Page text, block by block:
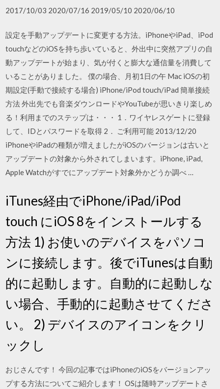
2017/10/03 2020/07/16 2019/05/10 2020/06/10
設定を手動アップデートに変更する方法。iPhoneやiPad、iPod
touchなどのiOSを持ち歩いていると、外出中に突然アプリの自
動アップデートが始まり、気が付くと膨大な通信量を消費して
いることがありました。 僕の場合、月初1日の午 Mac iOSの初
期設定(手動で接続する場合) iPhone/iPod touch/iPad 簡単接続
方法 外出先でも音楽ダウンロードやYouTubeが思いきり楽しめ
る！利用までのステップは・・・ 1．ワイヤレスゲートに登録
して、IDとパスワードを取得 2． ご利用可能 2013/12/20
iPhoneやiPadの種類が増えましたがiOSのバージョンは古いと
アップデートの対象から外されてしまいます。iPhone, iPad,
Apple Watchがすでにアップデート対象外かどうか調べ …
iTunes経由でiPhone/iPad/iPod
touch にiOS 8をインストールする
方法 1) お使いのデバイスをパソコ
ンに接続します。後でiTunesは自動
的に起動します。自動的に起動しな
い場合、手動的に起動させてくださ
い。 2) デバイスのアイコンをクリ
ックし
おじさんです！ 今回の記事ではiPhoneのiOSをバージョンアッ
プする方法についてご紹介します！ OSは随時アップデートさ